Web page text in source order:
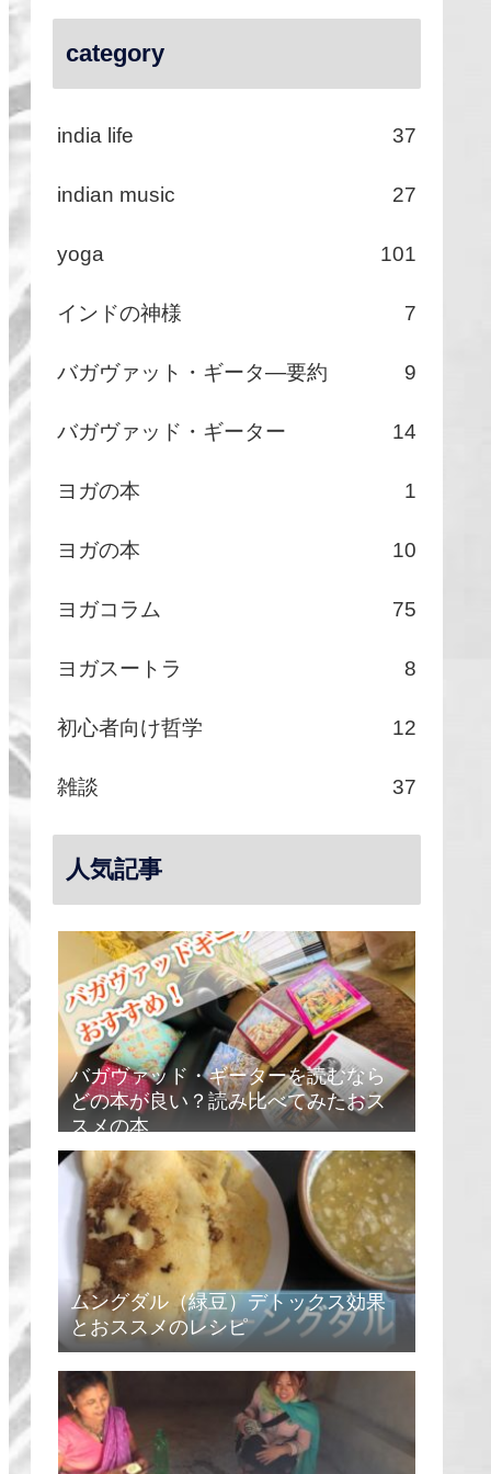
category
india life 37
indian music 27
yoga 101
インドの神様 7
バガヴァット・ギータ―要約 9
バガヴァッド・ギーター 14
ヨガの本 1
ヨガの本 10
ヨガコラム 75
ヨガスートラ 8
初心者向け哲学 12
雑談 37
人気記事
バガヴァッド・ギーターを読むなら
どの本が良い？読み比べてみたおス
スメの本
ムングダル（緑豆）デトックス効果
とおススメのレシピ